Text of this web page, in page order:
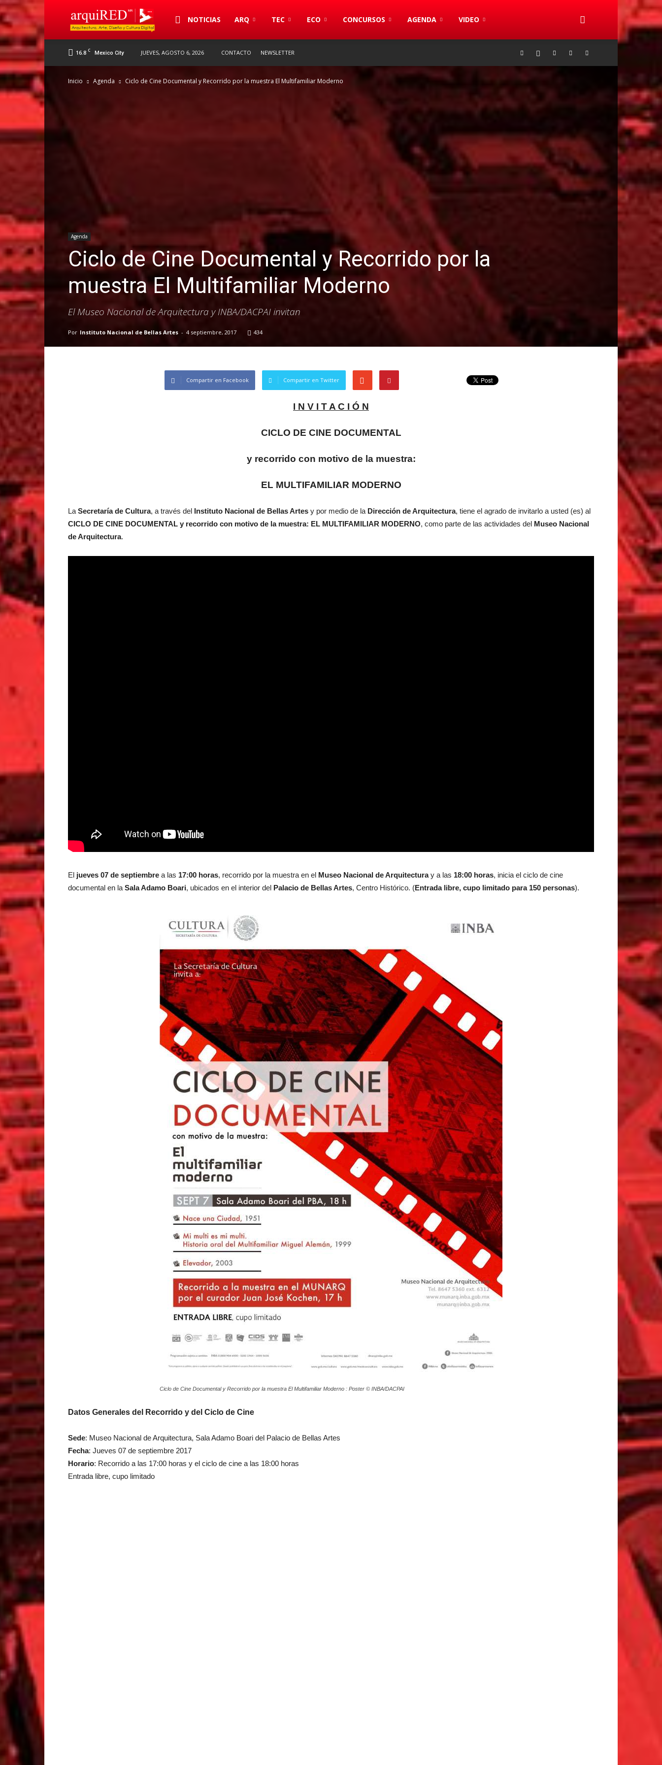
arquiREDNOTICIAS ARQ TEC ECO CONCURSOS AGENDA VIDEO
16.8 C Mexico City JUEVES, AGOSTO 6, 2026 CONTACTO NEWSLETTER
Inicio Agenda Ciclo de Cine Documental y Recorrido por la muestra El Multifamiliar Moderno
Agenda
Ciclo de Cine Documental y Recorrido por la
muestra El Multifamiliar Moderno
El Museo Nacional de Arquitectura y INBA/DACPAI invitan
Por Instituto Nacional de Bellas Artes - 4 septiembre, 2017 434
Compartir en Facebook Compartir en Twitter
I N V I T A C I Ó N
CICLO DE CINE DOCUMENTAL
y recorrido con motivo de la muestra:
EL MULTIFAMILIAR MODERNO
La Secretaría de Cultura, a través del Instituto Nacional de Bellas Artes y por medio de la Dirección de Arquitectura, tiene el agrado de invitarlo a usted (es) al
CICLO DE CINE DOCUMENTAL y recorrido con motivo de la muestra: EL MULTIFAMILIAR MODERNO, como parte de las actividades del Museo Nacional
de Arquitectura.
El jueves 07 de septiembre a las 17:00 horas, recorrido por la muestra en el Museo Nacional de Arquitecturay a las 18:00 horas, inicia el ciclo de cine
documental en la Sala Adamo Boari, ubicados en el interior del Palacio de Bellas Artes, Centro Histórico. (Entrada libre, cupo limitado para 150 personas).
Ciclo de Cine Documental y Recorrido por la muestra El Multifamiliar Moderno : Poster © INBA/DACPAI
Datos Generales del Recorrido y del Ciclo de Cine
Sede: Museo Nacional de Arquitectura, Sala Adamo Boari del Palacio de Bellas Artes
Fecha: Jueves 07 de septiembre 2017
Horario: Recorrido a las 17:00 horas y el ciclo de cine a las 18:00 horas
Entrada libre, cupo limitado